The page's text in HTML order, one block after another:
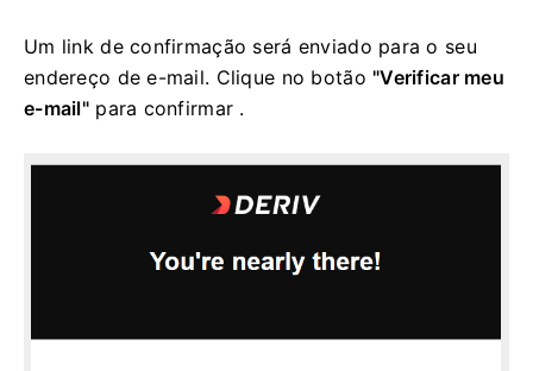
Um link de confirmação será enviado para o seu
endereço de e-mail. Clique no botão "Verificar meu
e-mail"para confirmar .